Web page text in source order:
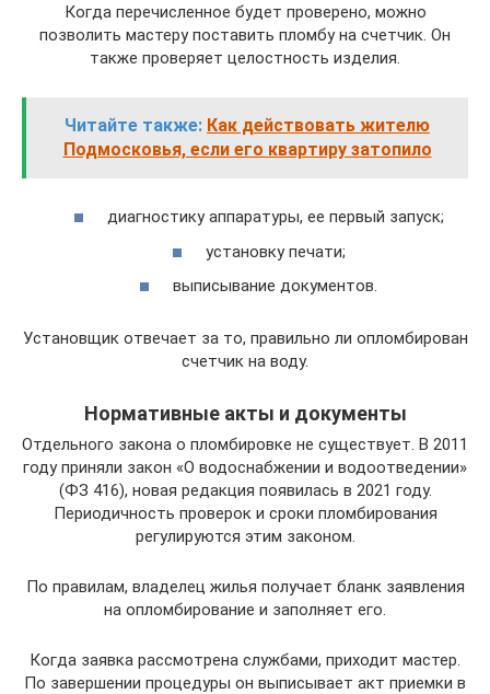
Когда перечисленное будет проверено, можно
позволить мастеру поставить пломбу на счетчик. Он
также проверяет целостность изделия.
Читайте также: Как действовать жителю
Подмосковья, если его квартиру затопило
диагностику аппаратуры, ее первый запуск;
установку печати;
выписывание документов.
Установщик отвечает за то, правильно ли опломбирован
счетчик на воду.
Нормативные акты и документы
Отдельного закона о пломбировке не существует. В 2011
году приняли закон «О водоснабжении и водоотведении»
(ФЗ 416), новая редакция появилась в 2021 году.
Периодичность проверок и сроки пломбирования
регулируются этим законом.
По правилам, владелец жилья получает бланк заявления
на опломбирование и заполняет его.
Когда заявка рассмотрена службами, приходит мастер.
По завершении процедуры он выписывает акт приемки в